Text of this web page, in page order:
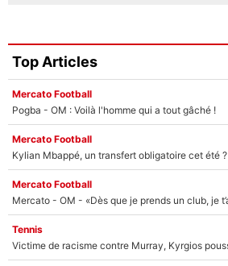
Top Articles
Mercato Football
Pogba - OM : Voilà l'homme qui a tout gâché !
Mercato Football
Kylian Mbappé, un transfert obligatoire cet été ?
Mercato Football
Tennis